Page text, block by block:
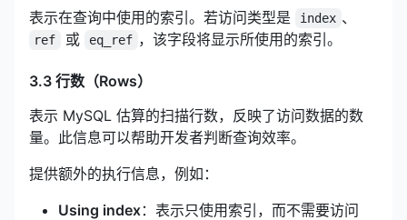
表示在查询中使用的索引。若访问类型是
index 、
ref 或 eq_ref ，该字段将显示所使用的索引。
3.3 行数（Rows）
表示 MySQL 估算的扫描行数，反映了访问数据的数
量。此信息可以帮助开发者判断查询效率。
提供额外的执行信息，例如：
Using index：表示只使用索引，而不需要访问